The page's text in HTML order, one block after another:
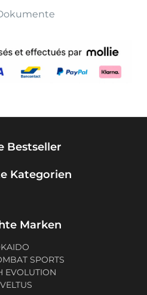
Bestseller
Kategorien
Marken
SPORTS
EVOLUTION